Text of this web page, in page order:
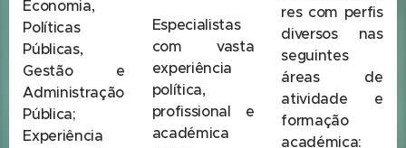
Economia,
Políticas
Públicas,
Gestão e
Administração
Pública;
Experiência
Especialistas
com vasta
experiência
política,
profissional e
académica
res com perfis
diversos nas
seguintes
áreas de
atividade e
formação
académica: